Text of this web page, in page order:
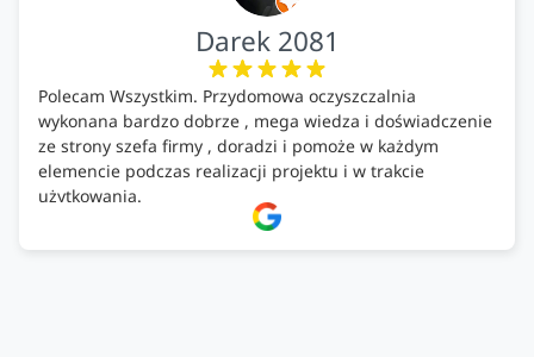
Darek 2081
Polecam Wszystkim. Przydomowa oczyszczalnia
wykonana bardzo dobrze , mega wiedza i doświadczenie
ze strony szefa firmy , doradzi i pomoże w każdym
elemencie podczas realizacji projektu i w trakcie
użytkowania.
Firma godna zaufania. Tak trzymać!